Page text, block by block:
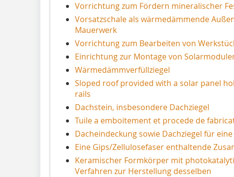
Vorrichtung zum Fördern mineralischer
Vorsatzschale als wärmedämmende
Mauerwerk
Vorrichtung zum Bearbeiten von
Einrichtung zur Montage von
Wärmedämmverfüllziegel
Sloped roof provided with a solar panel
rails
Dachstein, insbesondere Dachziegel
Tuile a emboitement et procede de
Dacheindeckung sowie Dachziegel für
Eine Gips/Zellulosefaser enthaltende
Keramischer Formkörper mit
Verfahren zur Herstellung desselben